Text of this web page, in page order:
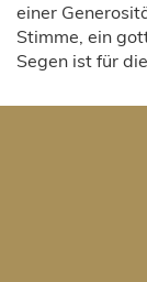
einer
Stimme, ein
Segen ist für